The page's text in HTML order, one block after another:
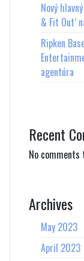
Nový
& Fit Out’
Ripken
agentúra
Recent
No comments
Archives
May 2023
April 2023